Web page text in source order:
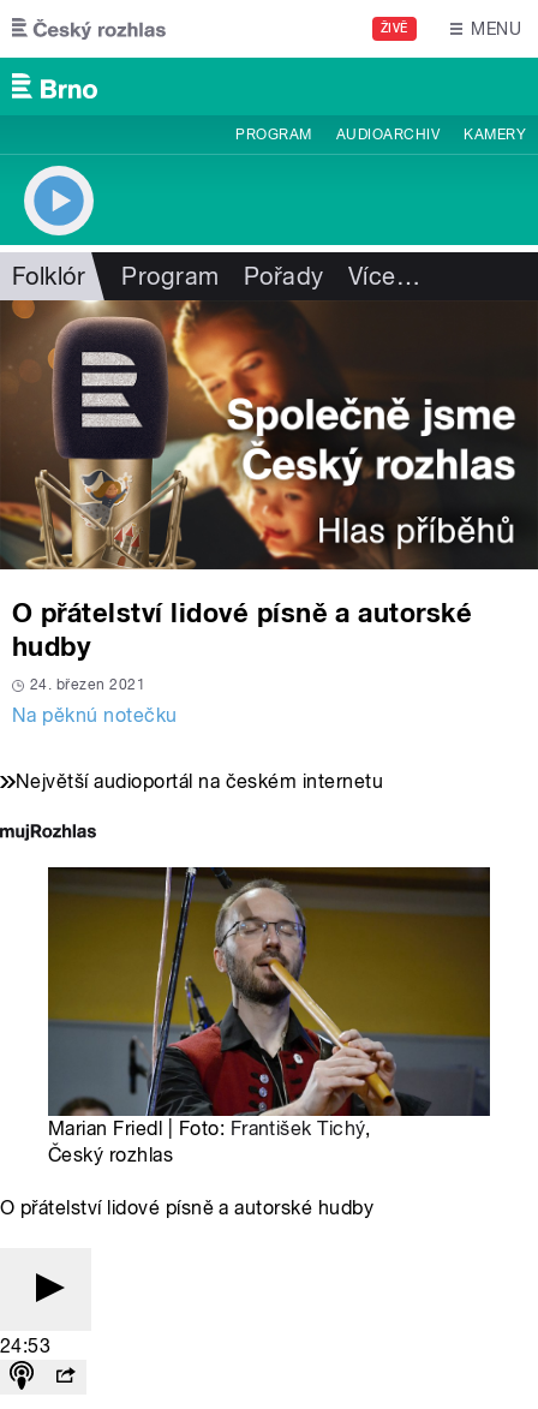
Přejít k hlavnímu obsahu
ŽIVĚ MENU
PROGRAM AUDIOARCHIV KAMERY
Folklór Program Pořady Více…
O přátelství lidové písně a autorské
hudby
24. březen 2021
Na pěknú notečku
Největší audioportál na českém internetu
Marian Friedl | Foto: František Tichý,
Český rozhlas
O přátelství lidové písně a autorské hudby
24:53